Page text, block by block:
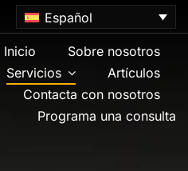
Español
Inicio
Sobre nosotros
Servicios
Artículos
Contacta con nosotros
Programa una consulta